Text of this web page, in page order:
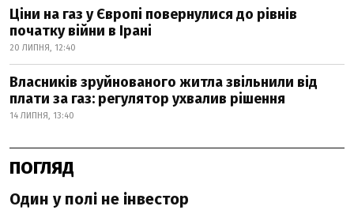
Ціни на газ у Європі повернулися до рівнів
початку війни в Ірані
20 ЛИПНЯ, 12:40
Власників зруйнованого житла звільнили від
плати за газ: регулятор ухвалив рішення
14 ЛИПНЯ, 13:40
ПОГЛЯД
Один у полі не інвестор